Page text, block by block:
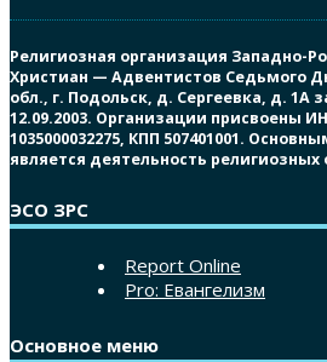
Религиозная организация Западно-
Христиан — Адвентистов Седьмого
обл., г. Подольск, д. Сергеевка, д. 1А
12.09.2003. Организации присвоены
1035000032275, КПП 507401001.
является деятельность религиозных
ЭСО ЗРС
Report Online
Pro: Евангелизм
Основное меню